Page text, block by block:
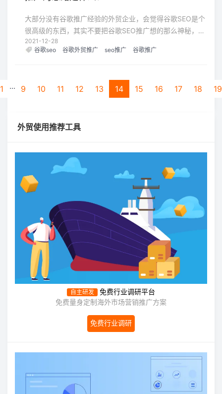
大部分没有谷歌推广经验的外贸企业，会觉得谷歌SEO是个
很高级的东西，其实不要把谷歌SEO推广想的那么神秘，本
文会用最通俗易懂的语言为您介绍谷歌SEO。你只需要知
道，你的用户是谁？他们搜索每一个词的背后，真正想要什
2021-12-28
谷歌seo
谷歌外贸推广 seo推广 谷歌推广
1 ... 9 10 11 12 13 14 15 16 17 18 19
外贸使用推荐工具
自主研发
免费行业调研平台
免费量身定制海外市场营销推广方案
免费行业调研